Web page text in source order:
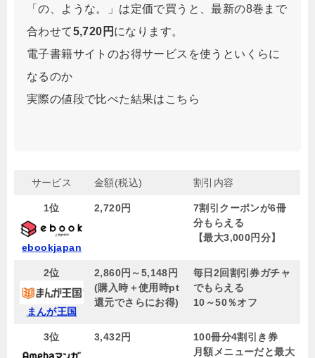
「の、ような。」は定価で買うと、最新の8巻まで
合わせて5,720 円 になります。
電子書籍サイトのお得サービスを使うといくらに
なるのか
実際の値段で比べた結果はこちら
サービス 金額(税込) 割引内容
1位
ebookjapan
2,720円
7割引クーポンが6冊
分もらえる
【最大3,000円分】
2位
まんが王国
2,860円～5,148円
(購入時＋使用時pt
還元でさらにお得)
毎日2回割引券ガチャ
でもらえる
10～50％オフ
3位 3,432円
100冊分4割引き券
月額メニューだと最大